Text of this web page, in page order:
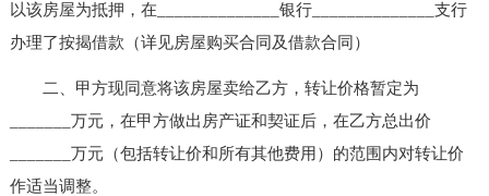
以该房屋为抵押，在______________银行______________支行
办理了按揭借款（详见房屋购买合同及借款合同）
二、甲方现同意将该房屋卖给乙方，转让价格暂定为
_______万元，在甲方做出房产证和契证后，在乙方总出价
_______万元（包括转让价和所有其他费用）的范围内对转让价
作适当调整。